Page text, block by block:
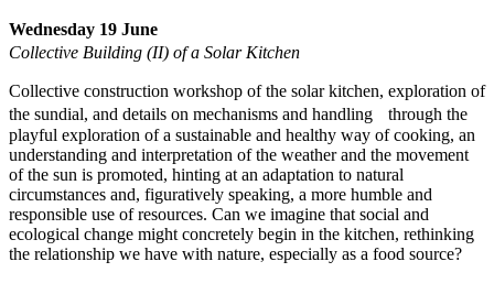
Wednesday 19 June
Collective Building (II) of a Solar Kitchen
Collective construction workshop of the solar kitchen, exploration of
the sundial, and details on mechanisms and handling through the
playful exploration of a sustainable and healthy way of cooking, an
understanding and interpretation of the weather and the movement
of the sun is promoted, hinting at an adaptation to natural
circumstances and, figuratively speaking, a more humble and
responsible use of resources. Can we imagine that social and
ecological change might concretely begin in the kitchen, rethinking
the relationship we have with nature, especially as a food source?